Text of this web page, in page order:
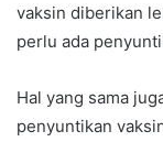
vaksin diberikan
perlu ada
Hal yang sama
penyuntikan